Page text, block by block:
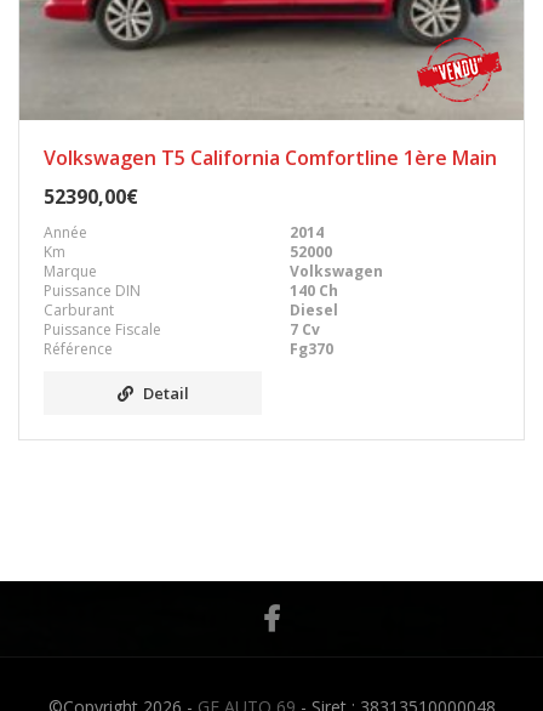
Volkswagen T5 California Comfortline 1ère Main
52390,00€
Année
2014
Km
52000
Marque
Volkswagen
Puissance DIN
140 Ch
Carburant
Diesel
Puissance Fiscale
7 Cv
Référence
Fg370
Detail